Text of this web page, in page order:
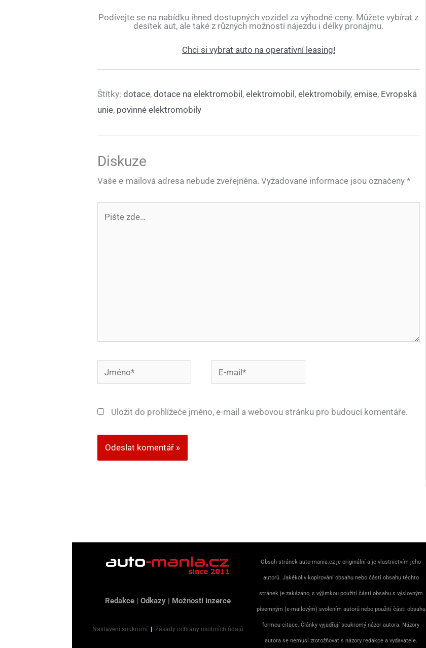
Podívejte se na nabídku ihned dostupných vozidel za výhodné ceny. Můžete vybírat z
desítek aut, ale také z různých možností nájezdu i délky pronájmu.
Chci si vybrat auto na operativní leasing!
Štítky: dotace, dotace na elektromobil , elektromobil , elektromobily, emise, Evropská
unie, povinné elektromobily
Diskuze
Vaše e-mailová adresa nebude zveřejněna. Vyžadované informace jsou označeny *
Jméno*
mail*
Uložit do prohlížeče jméno, e-mail a webovou stránku pro budoucí komentáře.
Redakce |Odkazy Možnosti inzerce
Nastavení soukromí |Zásady ochrany osobních údajů
Obsah stránek auto-mania.cz je originální a je vlastnictvím jeho
autorů. Jakékoliv kopírování obsahu nebo částí obsahu těchto
stránek je zakázáno, s výjimkou použití části obsahu s výslovným
písemným (e-mailovým) svolením autorů nebo použití části obsahu
formou citace. Články vyjadřují soukromý názor autora. Názory
autora se nemusí ztotožňovat s názory redakce a vydavatele.